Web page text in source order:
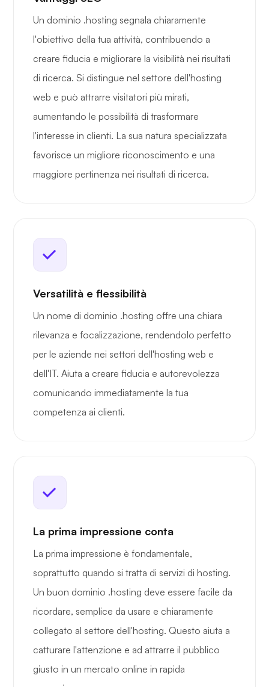
Un dominio .hosting segnala chiaramente
l'obiettivo della tua attività, contribuendo a
creare fiducia e migliorare la visibilità nei risultati
di ricerca. Si distingue nel settore dell'hosting
web e può attrarre visitatori più mirati,
aumentando le possibilità di trasformare
l'interesse in clienti. La sua natura specializzata
favorisce un migliore riconoscimento e una
maggiore pertinenza nei risultati di ricerca.
Versatilità e flessibilità
Un nome di dominio .hosting offre una chiara
rilevanza e focalizzazione, rendendolo perfetto
per le aziende nei settori dell'hosting web e
dell'IT. Aiuta a creare fiducia e autorevolezza
comunicando immediatamente la tua
competenza ai clienti.
La prima impressione conta
La prima impressione è fondamentale,
soprattutto quando si tratta di servizi di hosting.
Un buon dominio .hosting deve essere facile da
ricordare, semplice da usare e chiaramente
collegato al settore dell'hosting. Questo aiuta a
catturare l'attenzione e ad attrarre il pubblico
giusto in un mercato online in rapida